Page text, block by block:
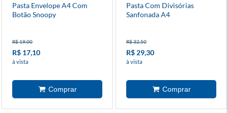
Pasta Envelope A4 Com
Botão Snoopy
R$ 19,00
R$ 17,10
à vista
Pasta Com Divisórias
Sanfonada A4
R$ 32,50
R$ 29,30
à vista